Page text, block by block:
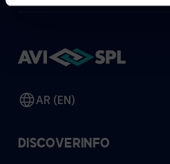
AR (EN)
DISCOVERINFO